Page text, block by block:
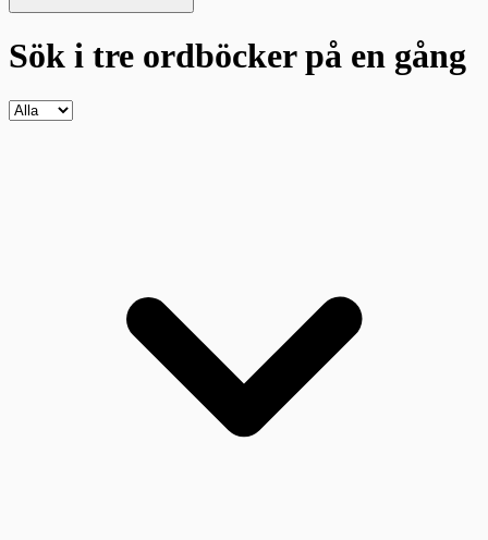
Sök i tre ordböckerpå en gång